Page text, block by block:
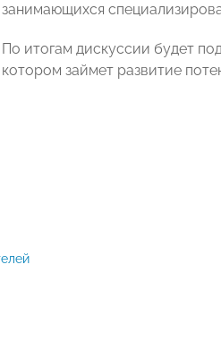
занимающихся
По итогам дискуссии будет
котором займет развитие